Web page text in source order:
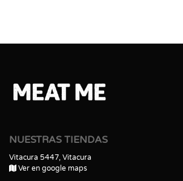
NUESTRAS TIENDAS
Vitacura 5447, Vitacura
Ver en google maps